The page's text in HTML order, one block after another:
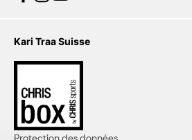
Kari Traa Suisse